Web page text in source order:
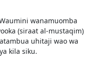
wanamuomba
(siraat al-mustaqim)
uhitaji wao wa
kila siku.